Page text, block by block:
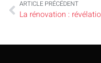
ARTICLE PRÉCÉDENT